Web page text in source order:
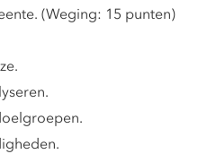
(Weging: 15 punten)